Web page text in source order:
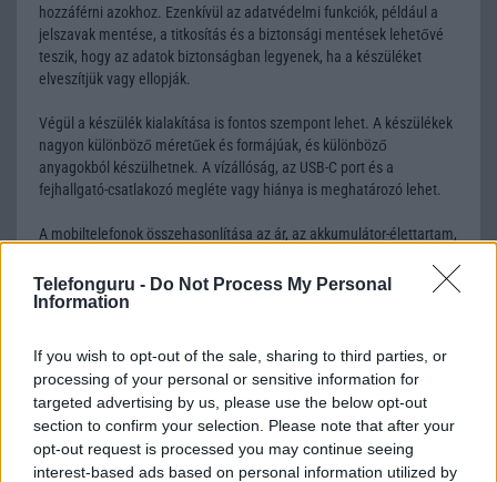
Telefonguru - Do Not Process My Personal
Information
If you wish to opt-out of the sale, sharing to third parties, or
processing of your personal or sensitive information for
targeted advertising by us, please use the below opt-out
section to confirm your selection. Please note that after your
opt-out request is processed you may continue seeing
interest-based ads based on personal information utilized by
hozzáférni azokhoz. Ezenkívül az adatvédelmi funkciók, például a
jelszavak mentése, a titkosítás és a biztonsági mentések lehetővé
teszik, hogy az adatok biztonságban legyenek, ha a készüléket
elveszítjük vagy ellopják.
Végül a készülék kialakítása is fontos szempont lehet. A készülékek
nagyon különböző méretűek és formájúak, és különböző
anyagokból készülhetnek. A vízállóság, az USB-C port és a
fejhallgató-csatlakozó megléte vagy hiánya is meghatározó lehet.
A mobiltelefonok összehasonlítása az ár, az akkumulátor-élettartam,
kialakítás szempontjából döntő fontosságú lehet. Ezek a
szempontok kritikusak ahhoz, hogy megtaláljuk azokat a
Végül azt is fontos tudni, hogy a mobiltelefonok összehasonlítása
során minden felhasználó egyéni preferenciákkal rendelkezik, így a
választásuk eltérhet. Azonban azok, akik számára fontos a nagyobb
kijelző, hosszabb üzemidő, hatékony